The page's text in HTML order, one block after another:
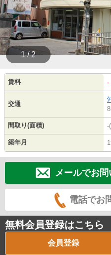
1 / 2
賃料 -
交通
間取り(面積) -
築年月
メールでお
電話でお
無料会員登録はこちら
会員登録